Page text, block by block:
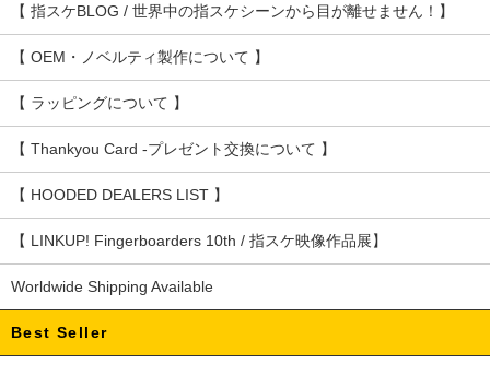
【 指スケBLOG / 世界中の指スケシーンから目が離せません！】
【 OEM・ノベルティ製作について 】
【 ラッピングについて 】
【 Thankyou Card -プレゼント交換について 】
【 HOODED DEALERS LIST 】
【 LINKUP! Fingerboarders 10th / 指スケ映像作品展】
Worldwide Shipping Available
Best Seller